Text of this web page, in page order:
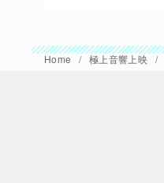
Home 極上音響上映